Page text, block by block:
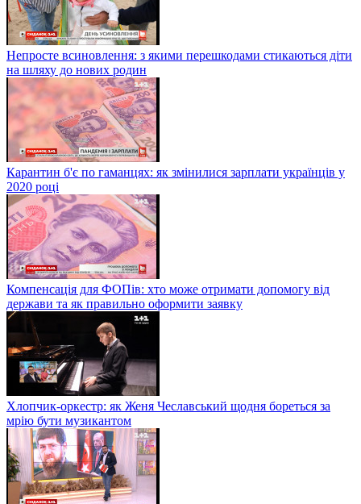
Непросте всиновлення: з якими перешкодами стикаються діти
на шляху до нових родин
Карантин б'є по гаманцях: як змінилися зарплати українців у
2020 році
Компенсація для ФОПів: хто може отримати допомогу від
держави та як правильно оформити заявку
Хлопчик-оркестр: як Женя Чеславський щодня бореться за
мрію бути музикантом